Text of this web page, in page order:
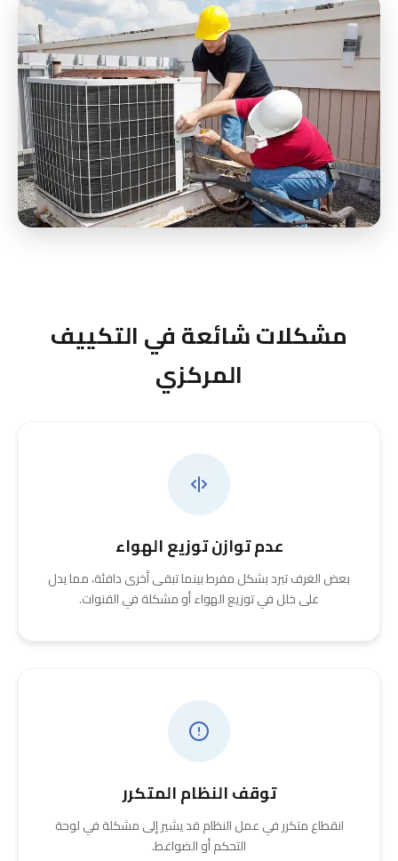
مشكلات شائعة في التكييف
المركزي
عدم توازن توزيع الهواء
بعض الغرف تبرد بشكل مفرط بينما تبقى أخرى دافئة، مما يدل
على خلل في توزيع الهواء أو مشكلة في القنوات.
توقف النظام المتكرر
انقطاع متكرر في عمل النظام قد يشير إلى مشكلة في لوحة
التحكم أو الضواغط.